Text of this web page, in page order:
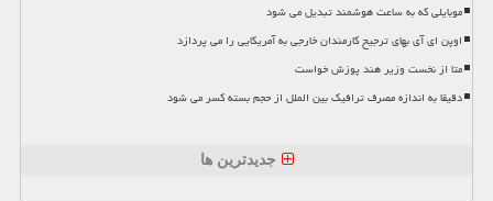
موبایلی که به ساعت هوشمند تبدیل می شود
اوپن ای آی بهای ترجیح کارمندان خارجی به آمریکایی را می پردازد
متا از نخست وزیر هند پوزش خواست
دقیقا به اندازه مصرف ترافیک بین الملل از حجم بسته کسر می شود
جدیدترین ها